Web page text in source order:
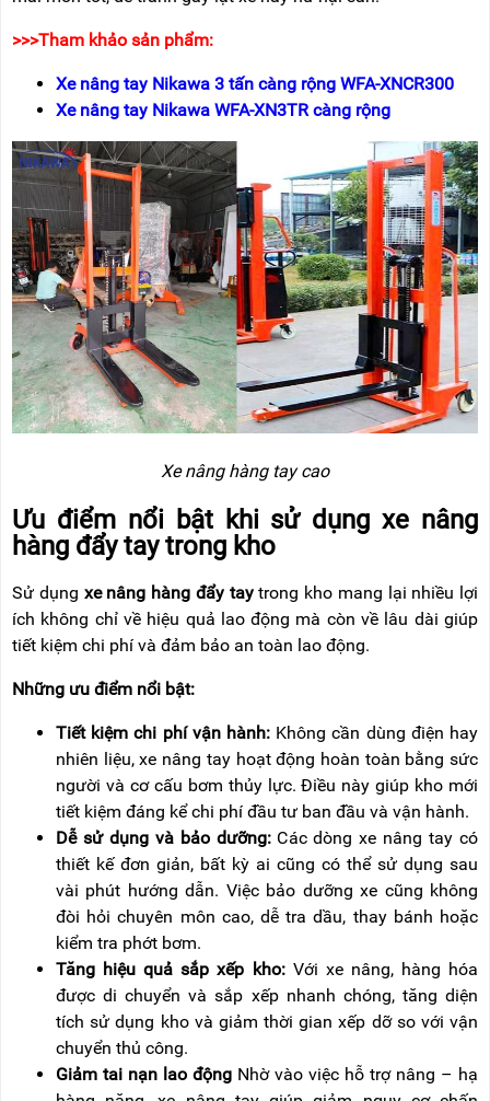
>>>Tham khảo sản phẩm:
Xe nâng tay Nikawa 3 tấn càng rộng WFA-XNCR300
Xe nâng tay Nikawa WFA-XN3TR càng rộng
Xe nâng hàng tay cao
Ưu điểm nổi bật khi sử dụng xe nâng
hàng đẩy tay trong kho
Sử dụng xe nâng hàng đẩy taytrong kho mang lại nhiều lợi
ích không chỉ về hiệu quả laođộng mà còn về l âu dài giúp
tiết kiệm chi phí và đảm bảo an toàn lao động.
Những ưu điểm nổi bật:
Tiết kiệm chi phí vận hành: Không cần dùng điện hay
nhiên liệu, xe nâng tay hoạtđộng hoàn toàn bằng sức
người và cơ cấu bơm thủy lực.Điều này giúp kho mới
tiết kiệm đáng kể chi phí đầu tư ban đầu và vận hành.
Dễ sử dụng và bảo dưỡng:Các dòng xe nâng tay có
thiết kế đơn giản, bất kỳ ai cũng có thể sử dụng sau
vài phút hướng dẫn. Việc bảo dưỡng xe cũng không
đòi hỏi chuyên môn cao, dễ tra dầu, thay bánh hoặc
kiểm tra phớt bơm.
Tăng hiệu quả sắp xếp kho: Với xe nâng, hàng hóa
được di chuyển và sắp xếp nhanh chóng, tăng diện
tích sử dụng kho và giảm thời gian xếp dỡ so với vận
chuyển thủ công.
Giảm tai nạn lao động Nhờ vào việc hỗ trợ nâng – hạ